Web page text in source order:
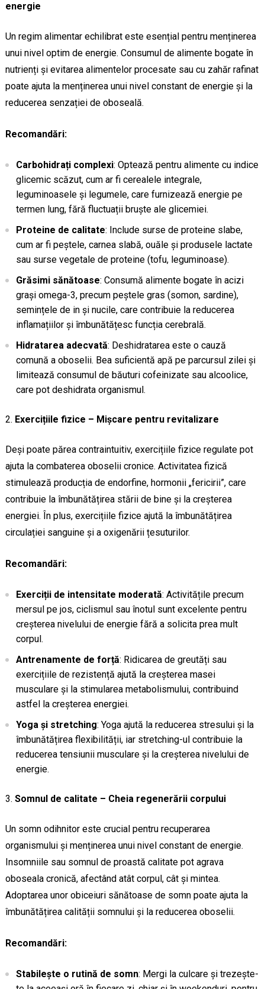
energie
Un regim alimentar echilibrat este esențial pentru menținerea
unui nivel optim de energie. Consumul de alimente bogate în
nutrienți și evitarea alimentelor procesate sau cu zahăr rafinat
poate ajuta la menținerea unui nivel constant de energie și la
reducerea senzației de oboseală.
Recomandări:
Carbohidrați complexi: Optează pentru alimente cu indice
glicemic scăzut, cum ar fi cerealele integrale,
leguminoasele și legumele, care furnizează energie pe
termen lung, fără fluctuații bruște ale glicemiei.
Proteine de calitate: Include surse de proteine slabe,
cum ar fi peștele, carnea slabă, ouăle și produsele lactate
sau surse vegetale de proteine (tofu, leguminoase).
Grăsimi sănătoase: Consumă alimente bogate în acizi
grași omega-3, precum peștele gras (somon, sardine),
semințele de in și nucile, care contribuie la reducerea
inflamațiilor și îmbunătățesc funcția cerebrală.
Hidratarea adecvată: Deshidratarea este o cauză
comună a oboselii. Bea suficientă apă pe parcursul zilei și
limitează consumul de băuturi cofeinizate sau alcoolice,
care pot deshidrata organismul.
Exercițiile fizice – Mișcare pentru revitalizare
Deși poate părea contraintuitiv, exercițiile fizice regulate pot
ajuta la combaterea oboselii cronice. Activitatea fizică
stimulează producția de endorfine, hormonii „fericirii”, care
contribuie la îmbunătățirea stării de bine și la creșterea
energiei. În plus, exercițiile fizice ajută la îmbunătățirea
circulației sanguine și a oxigenării țesuturilor.
Recomandări:
Exerciții de intensitate moderată: Activitățile precum
mersul pe jos, ciclismul sau înotul sunt excelente pentru
creșterea nivelului de energie fără a solicita prea mult
corpul.
Antrenamente de forță: Ridicarea de greutăți sau
exercițiile de rezistență ajută la creșterea masei
musculare și la stimularea metabolismului, contribuind
astfel la creșterea energiei.
Yoga și stretching: Yoga ajută la reducerea stresului și la
îmbunătățirea flexibilității, iar stretching-ul contribuie la
reducerea tensiunii musculare și la creșterea nivelului de
energie.
Somnul de calitate – Cheia regenerării corpului
Un somn odihnitor este crucial pentru recuperarea
organismului și menținerea unui nivel constant de energie.
Insomniile sau somnul de proastă calitate pot agrava
oboseala cronică, afectând atât corpul, cât și mintea.
Adoptarea unor obiceiuri sănătoase de somn poate ajuta la
îmbunătățirea calității somnului și la reducerea oboselii.
Recomandări:
Stabilește o rutină de somn: Mergi la culcare și trezește-